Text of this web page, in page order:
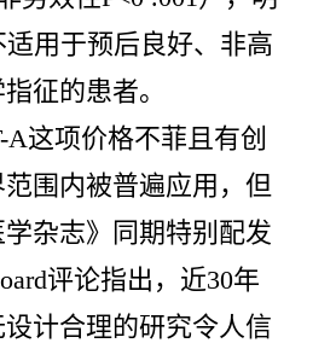
适用于预后良好、非高
征的患者。
A这项价格不菲且有创
围内被普遍应用，但
学杂志》同期特别配发
评论指出，近30年
计合理的研究令人信